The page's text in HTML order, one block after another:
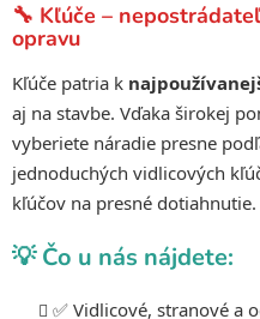
🔧 Kľúče –
opravu
Kľúče patria k
aj na stavbe. Vďaka širokej
vyberiete náradie presne
jednoduchých vidlicových
kľúčov na presné dotiahnutie.
💡 Čo u nás nájdete:
✅ Vidlicové, stranové a